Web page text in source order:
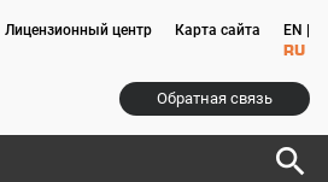
Лицензионный центр Карта сайта EN
RU
Обратная связь
search